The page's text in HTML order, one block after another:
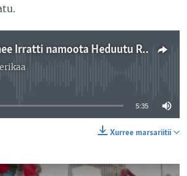
Hiriira Finfinnee Irratti namoota Heduutu Reebame Jedhu Jiraattonni
source currently available
5:35
Xurree marsariitii